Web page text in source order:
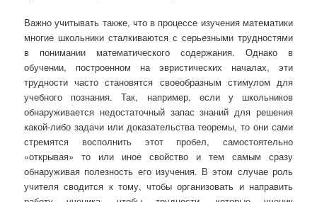
Важно учитывать также, что в процессе изучения математики
многие школьники сталкиваются с серьезными трудностями
в понимании математического содержания. Однако в
обучении, построенном на эвристических началах, эти
трудности часто становятся своеобразным стимулом для
учебного познания. Так, например, если у школьников
обнаруживается недостаточный запас знаний для решения
какой-либо задачи или доказательства теоремы, то они сами
стремятся восполнить этот пробел, самостоятельно
«открывая» то или иное свойство и тем самым сразу
обнаруживая полезность его изучения. В этом случае роль
учителя сводится к тому, чтобы организовать и направить